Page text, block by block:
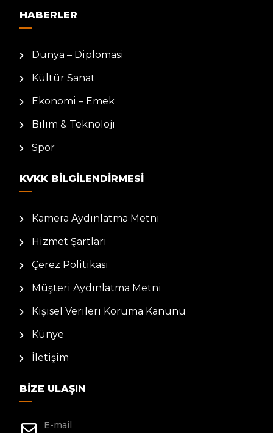
HABERLER
Dünya – Diplomasi
Kültür Sanat
Ekonomi – Emek
Bilim & Teknoloji
Spor
KVKK BILGILENDIRMESI
Kamera Aydınlatma Metni
Hizmet Şartları
Çerez Politikası
Müşteri Aydınlatma Metni
Kişisel Verileri Koruma Kanunu
Künye
İletişim
BIZE ULAŞIN
E-mail